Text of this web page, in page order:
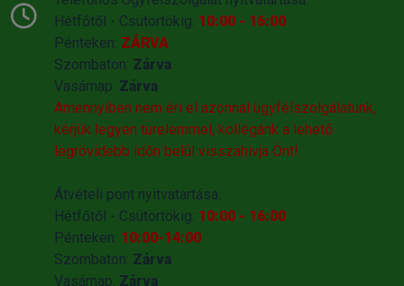
Hétfőtől - Csütörtökig: 10:00 - 16:00
Pénteken: ZÁRVA
Szombaton: Zárva
Vasárnap: Zárva
Amennyiben nem éri el azonnal ügyfélszolgálatunk,
kérjük legyen türelemmel, kollégánk a lehető
legrövidebb időn belül visszahivja Önt!
Átvételi pont nyitvatartása:
Hétfőtől - Csütörtökig: 10:00 - 16:00
Pénteken: 10:00-14:00
Szombaton: Zárva
Vasárnap: Zárva